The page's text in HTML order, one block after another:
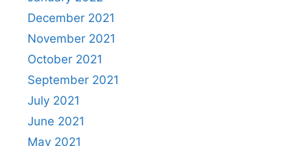
December 2021
November 2021
October 2021
September 2021
July 2021
June 2021
May 2021